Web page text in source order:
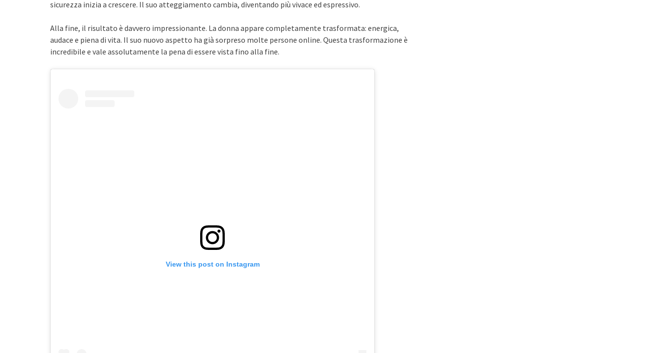
sicurezza inizia a crescere. Il suo atteggiamento cambia, diventando più vivace ed espressivo.
Alla fine, il risultato è davvero impressionante. La donna appare completamente trasformata: energica,
audace e piena di vita. Il suo nuovo aspetto ha già sorpreso molte persone online. Questa trasformazione è
incredibile e vale assolutamente la pena di essere vista fino alla fine.
View this post on Instagram